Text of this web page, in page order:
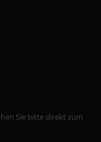
Sie bitte direkt zum